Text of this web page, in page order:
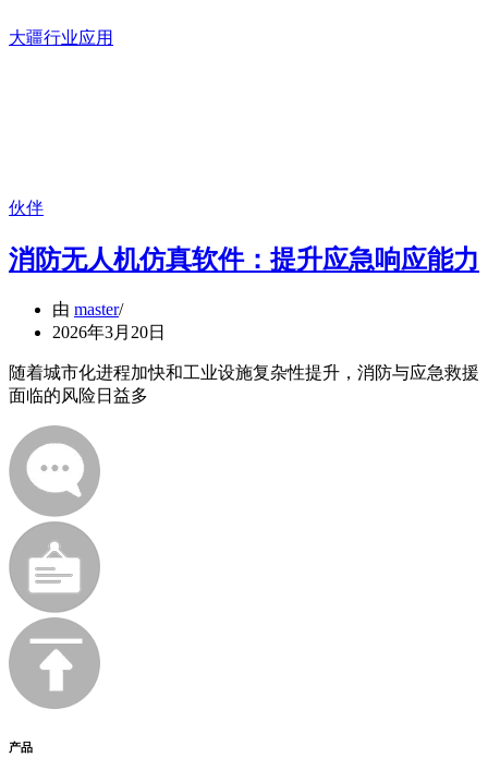
大疆行业应用
伙伴
消防无人机仿真软件：提升应急响应能力
由 master
2026年3月20日
随着城市化进程加快和工业设施复杂性提升，消防与应急救援
面临的风险日益多
产品